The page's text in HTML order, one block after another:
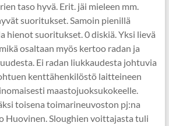
taso hyvä. Erit. jäi mieleen mm.
suoritukset. Samoin pienillä
hienot suoritukset. 0 diskiä. Yksi lievä
osaltaan myös kertoo radan ja
Ei radan liukkaudesta johtuvia
kenttähenkilöstö laitteineen
maastojuoksukokeelle.
toisena toimarineuvoston pj:na
Huovinen. Sloughien voittajasta tuli